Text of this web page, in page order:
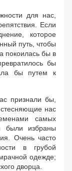
для нас,
Если
которое
путь, чтобы
покоилась бы в
бы
бы путем к
признали бы,
нас
самых
были избраны
Очень часто
в грубой
одежде;
дворца.